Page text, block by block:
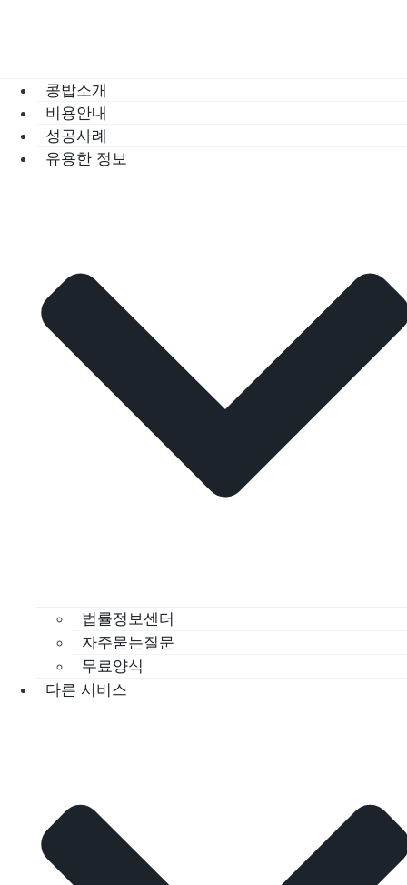
콩밥소개
비용안내
성공사례
유용한 정보
법률정보센터
자주묻는질문
무료양식
다른 서비스